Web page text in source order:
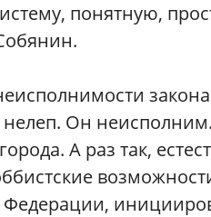
понятную,
Он
А раз так,
Федерации,